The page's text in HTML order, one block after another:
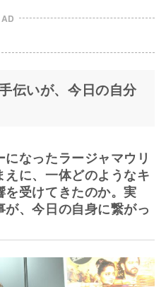
AD
伝いが、今日の自分
なったラージャマウリ
に、一体どのようなキ
を受けてきたのか。実
、今日の自身に繋がっ